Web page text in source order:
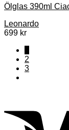
Ölglas 390ml
Leonardo
699 kr
2
3